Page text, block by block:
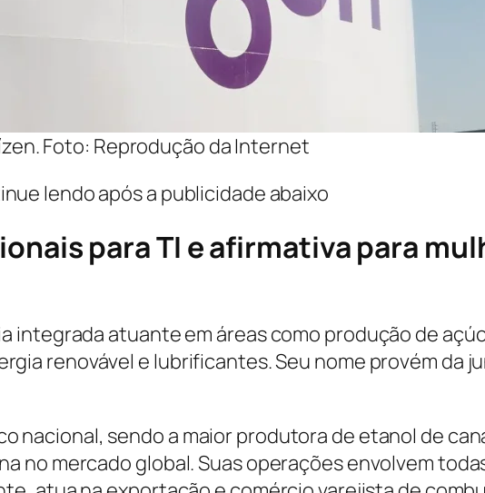
Foto: Reprodução da Internet
lendo após a publicidade abaixo
para TI e afirmativa para
integrada atuante em áreas como produção de
renovável e lubrificantes. Seu nome provém da
nacional, sendo a maior produtora de etanol de
no mercado global. Suas operações envolvem